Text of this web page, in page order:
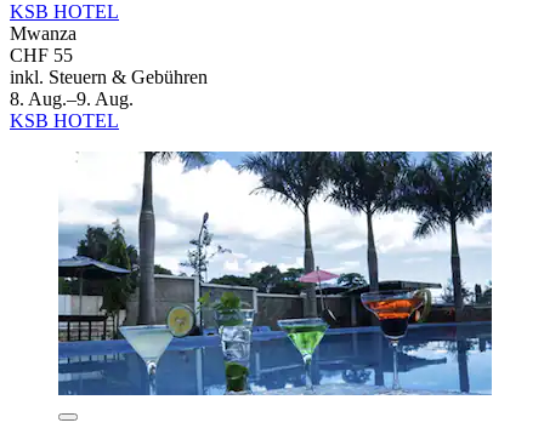
KSB HOTEL
Mwanza
CHF 55
inkl. Steuern & Gebühren
8. Aug.–9. Aug.
KSB HOTEL